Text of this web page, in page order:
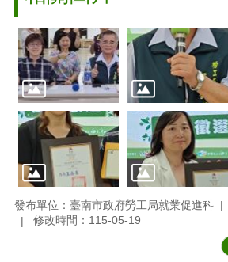
發布單位：臺南市政府勞工局就業促進科
修改時間：115-05-19